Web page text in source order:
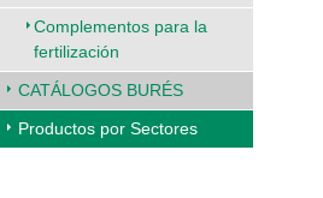
Complementos para la
fertilización
CATÁLOGOS BURÉS
Productos por Sectores